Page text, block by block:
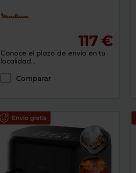
117 €
Conoce el plazo de envío en tu
localidad...
Comparar
Envío gratis